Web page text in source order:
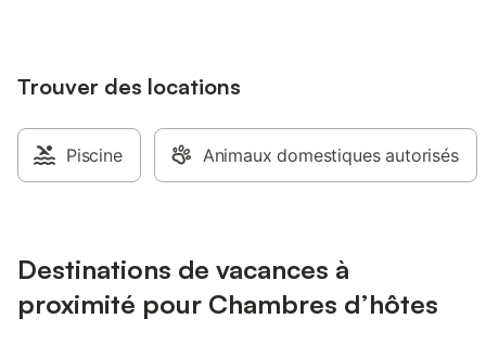
Trouver des locations
Piscine Animaux domestiques autorisés
Destinations de vacances à
proximité pour Chambres d’hôtes